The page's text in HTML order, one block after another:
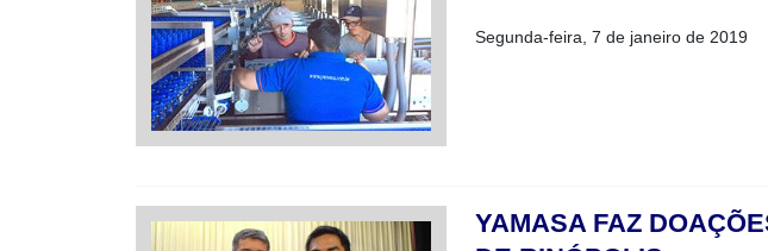
Segunda-feira, 7 de janeiro de 2019
YAMASA FAZ